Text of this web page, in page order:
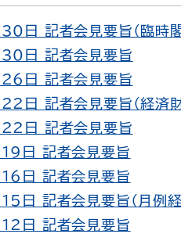
日 記者会見要旨（臨時閣
日 記者会見要旨
日 記者会見要旨
日 記者会見要旨（経済財
日 記者会見要旨
日 記者会見要旨
日 記者会見要旨
日 記者会見要旨（月例経
日 記者会見要旨